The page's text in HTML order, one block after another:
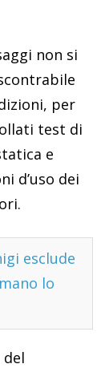
non si
per
test di
e
d’uso dei
esclude
lo